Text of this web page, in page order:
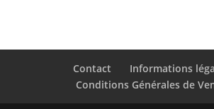
Contact
Informations
Conditions Générales de